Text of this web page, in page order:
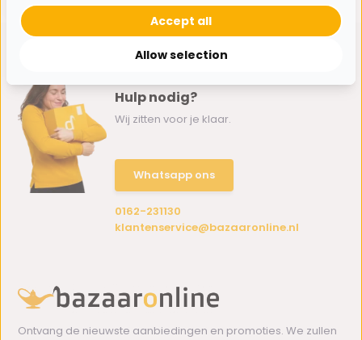
Hulp nodig?
Wij zitten voor je klaar.
Whatsapp ons
0162-231130
klantenservice@bazaaronline.nl
Ontvang de nieuwste aanbiedingen en promoties. We zullen
Allow selection
Accept all